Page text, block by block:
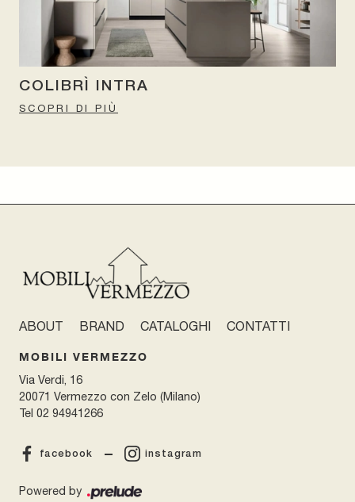
COLIBRÌ INTRA
SCOPRI DI PIÙ
ABOUT BRAND CATALOGHI CONTATTI
MOBILI VERMEZZO
Via Verdi, 16
20071 Vermezzo con Zelo (Milano)
Tel 02 94941266
facebook instagram
Powered by